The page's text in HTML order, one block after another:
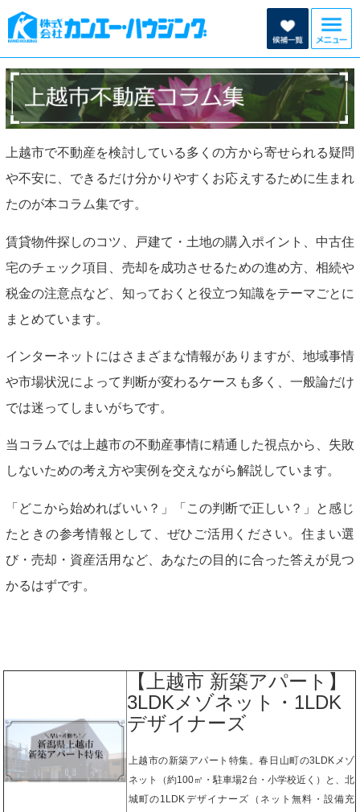
上越市で不動産を検討している多くの方から寄せられる疑問
や不安に、できるだけ分かりやすくお応えするために生まれ
たのが本コラム集です。
賃貸物件探しのコツ、戸建て・土地の購入ポイント、中古住
宅のチェック項目、売却を成功させるための進め方、相続や
税金の注意点など、知っておくと役立つ知識をテーマごとに
まとめています。
インターネットにはさまざまな情報がありますが、地域事情
や市場状況によって判断が変わるケースも多く、一般論だけ
では迷ってしまいがちです。
当コラムでは上越市の不動産事情に精通した視点から、失敗
しないための考え方や実例を交えながら解説しています。
「どこから始めればいい？」「この判断で正しい？」と感じ
たときの参考情報として、ぜひご活用ください。住まい選
び・売却・資産活用など、あなたの目的に合った答えが見つ
かるはずです。
【上越市 新築アパート】
3LDKメゾネット・1LDK
デザイナーズ
上越市の新築アパート特集。春日山町の3LDKメゾ
ネット（約100㎡・駐車場2台・小学校近く）と、北
城町の1LDKデザイナーズ（ネット無料・設備充